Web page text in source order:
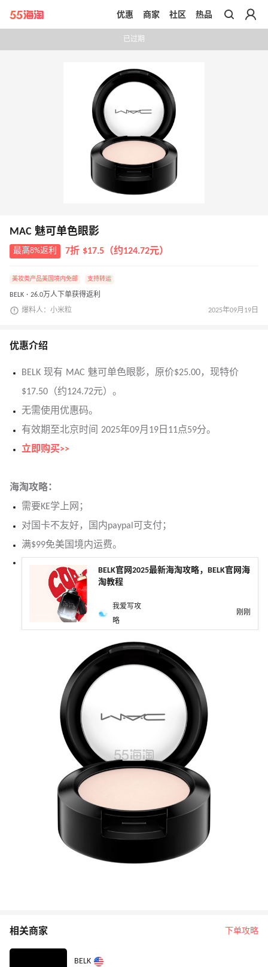
带你去官网买正品
优惠 商家 社区 热品
已过期
MAC 魅可单色眼影
最高8%返利 7折 $17.5（约124.72元）
美妆类产品美国境内免邮 支持转运
BELK · 26.0万人下单获得返利
爆料人：小米粒 2025年09月19日
优惠介绍
BELK 现有 MAC 魅可单色眼影，原价$25.00，现特价
$17.50（约124.72元）。
无需使用优惠码。
有效期至北京时间 2025年09月19日11点59分。
立即购买>>
海淘攻略：
需要KE学上网；
对国卡不友好，国内paypal可支付；
满$99免美国境内运费。
BELK官网2025最新海淘攻略，BELK官网海
淘教程
我爱写攻
略
刚刚
相关商家 下单攻略
BELK